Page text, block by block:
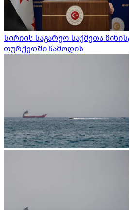
სირიის საგარეო საქმეთა
თურქეთში ჩამოდის